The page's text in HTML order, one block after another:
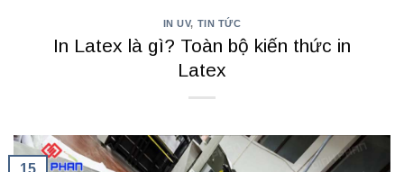
IN UV, TIN TỨC
In Latex là gì? Toàn bộ kiến thức in
Latex
15